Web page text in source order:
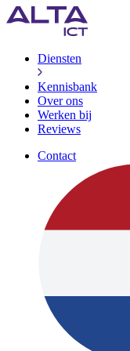
Diensten
Kennisbank
Over ons
Werken bij
Reviews
Contact